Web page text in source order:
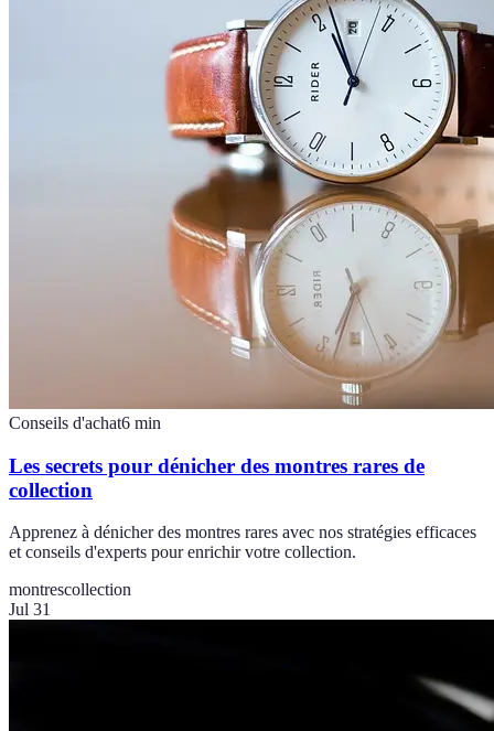
Conseils d'achat6 min
Les secrets pour dénicher des montres rares de
collection
Apprenez à dénicher des montres rares avec nos stratégies efficaces
et conseils d'experts pour enrichir votre collection.
montrescollection
Jul 31